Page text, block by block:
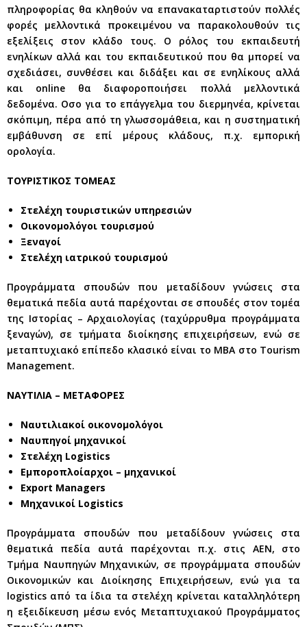
πληροφορίας θα κληθούν να επανακαταρτιστούν πολλές
φορές μελλοντικά προκειμένου να παρακολουθούν τις
εξελίξεις στον κλάδο τους. Ο ρόλος του εκπαιδευτή
ενηλίκων αλλά και του εκπαιδευτικού που θα μπορεί να
σχεδιάσει, συνθέσει και διδάξει και σε ενηλίκους αλλά
και online θα διαφοροποιήσει πολλά μελλοντικά
δεδομένα. Οσο για το επάγγελμα του διερμηνέα, κρίνεται
σκόπιμη, πέρα από τη γλωσσομάθεια, και η συστηματική
εμβάθυνση σε επί μέρους κλάδους, π.χ. εμπορική
ορολογία.
TΟΥΡΙΣΤΙΚΟΣ ΤΟΜΕΑΣ
Στελέχη τουριστικών υπηρεσιών
Οικονομολόγοι τουρισμού
Ξεναγοί
Στελέχη ιατρικού τουρισμού
Προγράμματα σπουδών που μεταδίδουν γνώσεις στα
θεματικά πεδία αυτά παρέχονται σε σπουδές στον τομέα
της Ιστορίας – Αρχαιολογίας (ταχύρρυθμα προγράμματα
ξεναγών), σε τμήματα διοίκησης επιχειρήσεων, ενώ σε
μεταπτυχιακό επίπεδο κλασικό είναι το MBA στο Tourism
Management.
ΝΑΥΤΙΛΙΑ – ΜΕΤΑΦΟΡΕΣ
Ναυτιλιακοί οικονομολόγοι
Ναυπηγοί μηχανικοί
Στελέχη Logistics
Εμποροπλοίαρχοι – μηχανικοί
Export Managers
Μηχανικοί Logistics
Προγράμματα σπουδών που μεταδίδουν γνώσεις στα
θεματικά πεδία αυτά παρέχονται π.χ. στις AEN, στο
Τμήμα Ναυπηγών Μηχανικών, σε προγράμματα σπουδών
Οικονομικών και Διοίκησης Επιχειρήσεων, ενώ για τα
logistics από τα ίδια τα στελέχη κρίνεται καταλληλότερη
η εξειδίκευση μέσω ενός Μεταπτυχιακού Προγράμματος